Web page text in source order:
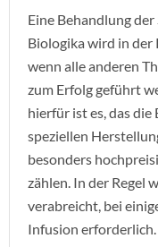
Eine Behandlung
Biologika wird in der
wenn alle anderen
zum Erfolg geführt
hierfür ist es, das
speziellen
besonders
zählen. In der Regel
verabreicht, bei
Infusion